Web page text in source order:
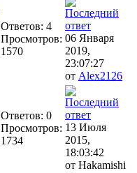
Ответов: 4
Просмотров:
1570
06 Января
2019,
23:07:27
от Alex2126
Ответов: 0
Просмотров:
1734
13 Июля
2015,
18:03:42
от Hakamishi